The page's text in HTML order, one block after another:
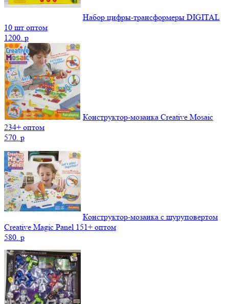
Набор цифры-трансформеры DIGITAL
10 шт оптом
1200. p
Конструктор-мозаика Creative Mosaic
234+ оптом
570. p
Конструктор-мозаика с шуруповертом
Creative Magic Panel 151+ оптом
580. p